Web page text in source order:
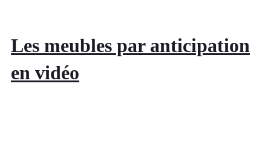
Les meubles par anticipation
en vidéo